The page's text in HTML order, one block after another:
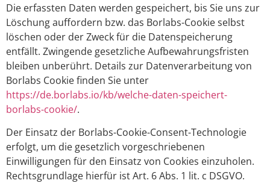
Die erfassten Daten werden gespeichert, bis Sie uns zur
Löschung auffordern bzw. das Borlabs-Cookie selbst
löschen oder der Zweck für die Datenspeicherung
entfällt. Zwingende gesetzliche Aufbewahrungsfristen
bleiben unberührt. Details zur Datenverarbeitung von
Borlabs Cookie finden Sie unter
https://de.borlabs.io/kb/welche-daten-speichert-
borlabs-cookie/.
Der Einsatz der Borlabs-Cookie-Consent-Technologie
erfolgt, um die gesetzlich vorgeschriebenen
Einwilligungen für den Einsatz von Cookies einzuholen.
Rechtsgrundlage hierfür ist Art. 6 Abs. 1 lit. c DSGVO.